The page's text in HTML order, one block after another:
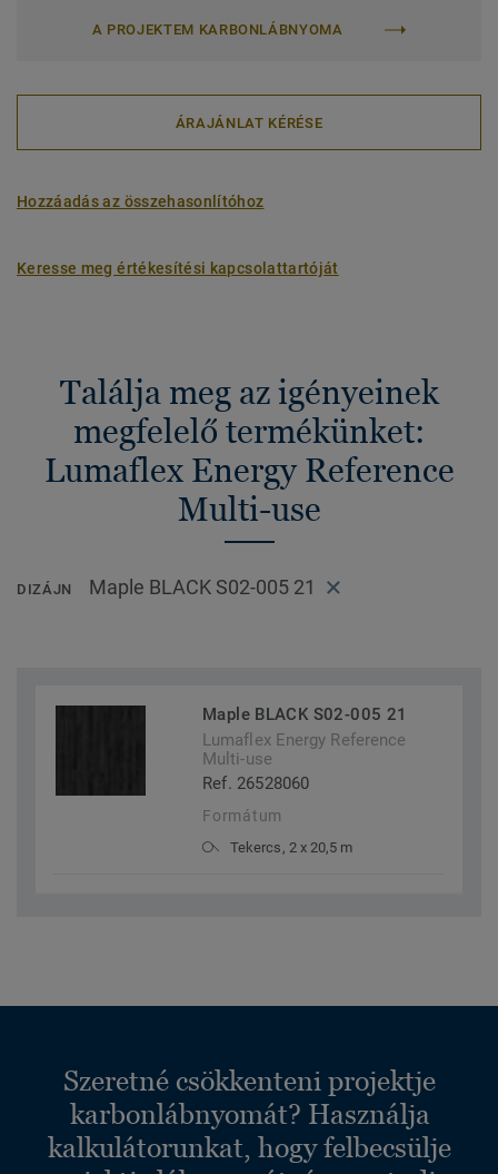
A PROJEKTEM KARBONLÁBNYOMA
ÁRAJÁNLAT KÉRÉSE
Hozzáadás az összehasonlítóhoz
Keresse meg értékesítési kapcsolattartóját
Találja meg az igényeinek
megfelelő termékünket:
Lumaflex Energy Reference
Multi-use
DIZÁJN Maple BLACK S02-005 21
Maple BLACK S02-005 21
Lumaflex Energy Reference
Multi-use
Ref. 26528060
Formátum
Tekercs, 2 x 20,5 m
Szeretné csökkenteni projektje
karbonlábnyomát? Használja
kalkulátorunkat, hogy felbecsülje